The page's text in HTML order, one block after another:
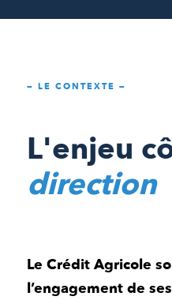
— LE CONTEXTE —
L'enjeu
direction
Le Crédit Agricole
l’engagement de